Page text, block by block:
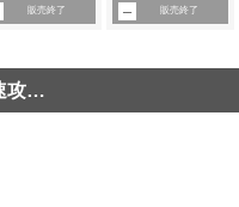
販売終了 販売終了
攻…